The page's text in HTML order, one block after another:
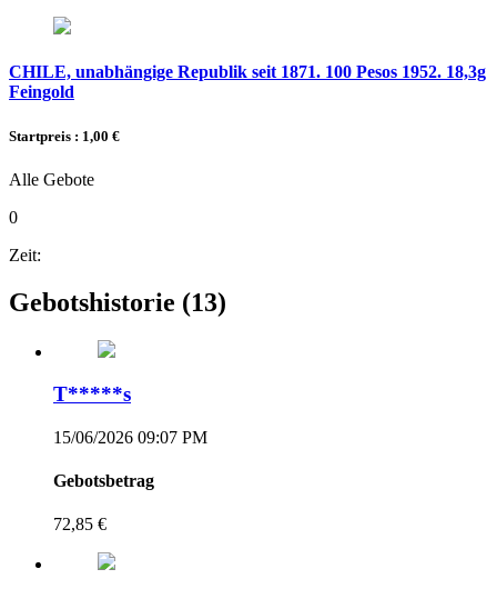
CHILE, unabhängige Republik seit 1871. 100 Pesos 1952. 18,3g
Feingold
Startpreis : 1,00 €
Alle Gebote
0
Zeit:
Gebotshistorie (13)
T*****s
15/06/2026 09:07 PM
Gebotsbetrag
72,85 €